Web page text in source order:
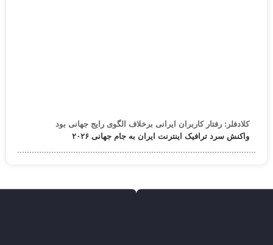
کلادفلر: رفتار کاربران ایرانی برخلاف الگوی رایج جهانی بود
واکنش سرد ترافیک اینترنت ایران به جام جهانی ۲۰۲۶